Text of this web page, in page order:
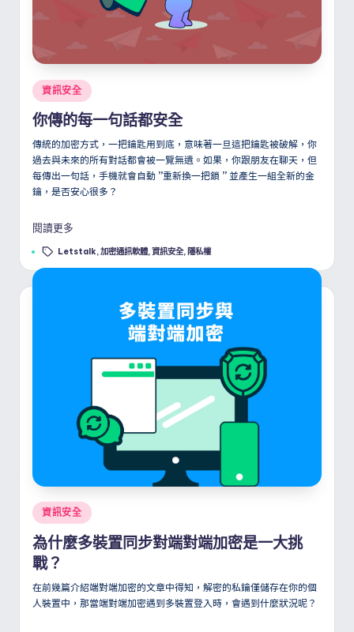
Posted
in
資訊安全
你傳的每一句話都安全
傳統的加密方式，一把鑰匙用到底，意味著一旦這把鑰匙被破解，你
過去與未來的所有對話都會被一覽無遺。如果，你跟朋友在聊天，但
每傳出一句話，手機就會自動 ”重新換一把鎖 ” 並產生一組全新的金
鑰，是否安心很多？
閱讀更多
Tags: Letstalk ,加密通訊軟體,資訊安全, 隱私權
Posted
in
資訊安全
為什麼多裝置同步對端對端加密是一大挑
戰？
在前幾篇介紹端對端加密的文章中得知，解密的私鑰僅儲存在你的個
人裝置中，那當端對端加密遇到多裝置登入時，會遇到什麼狀況呢？